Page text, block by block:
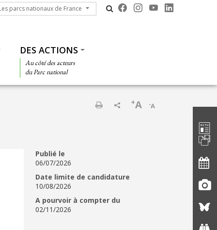
parcs nationaux de France
parcs nationaux de France
DES ACTIONS
Au côté des acteurs
du Parc national
-A
+A
Publié le
06/07/2026
Date limite de candidature
10/08/2026
A pourvoir à compter du
02/11/2026